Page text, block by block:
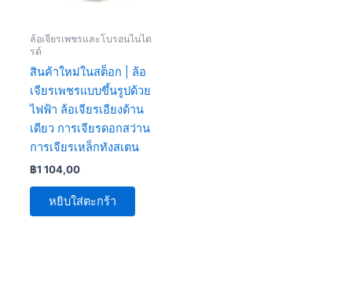
ล้อเจียรเพชรและโบรอนไนไต
รด์
สินค้าใหม่ในสต็อก | ล้อ
เจียรเพชรแบบขึ้นรูปด้วย
ไฟฟ้า ล้อเจียรเอียงด้าน
เดียว การเจียรดอกสว่าน
การเจียรเหล็กทังสเตน
฿1 104,00
หยิบใส่ตะกร้า